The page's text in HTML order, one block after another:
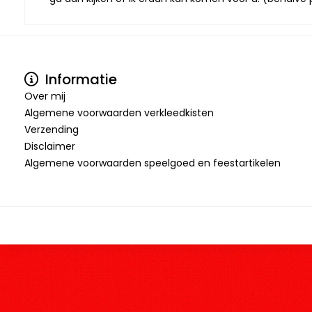
Informatie
Over mij
Algemene voorwaarden verkleedkisten
Verzending
Disclaimer
Algemene voorwaarden speelgoed en feestartikelen